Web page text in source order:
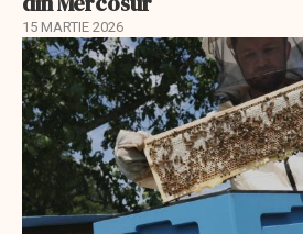
15 MARTIE 2026